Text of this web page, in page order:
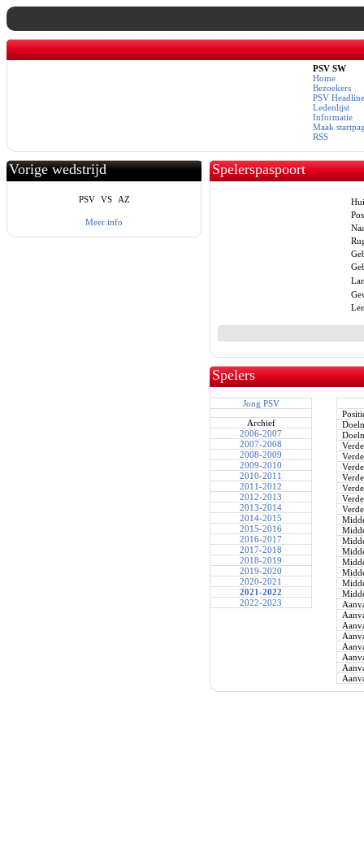
PSV SW
Home
Bezoekers
PSV
Ledenlijst
Informatie
Maak
RSS
Vorige wedstrijd
PSV VS AZ
Meer info
Spelerspaspoort
Spelers
Jong PSV
Archief
2006-2007
2007-2008
2008-2009
2009-2010
2010-2011
2011-2012
2012-2013
2013-2014
2014-2015
2015-2016
2016-2017
2017-2018
2018-2019
2019-2020
2020-2021
2021-2022
2022-2023